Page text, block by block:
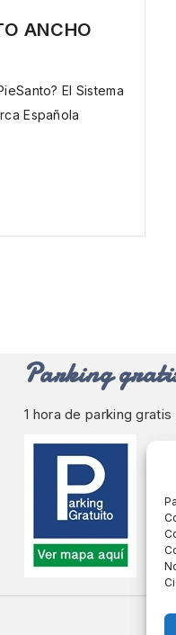
ANCHO
El Sistema
Española
Parking
1 hora de parking